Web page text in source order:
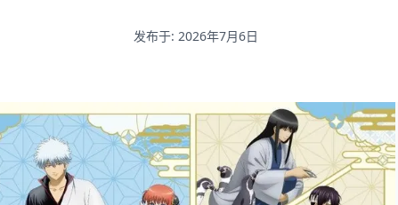
发布于: 2026年7月6日